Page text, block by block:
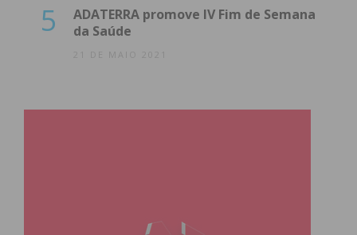
5
ADATERRA promove IV Fim de Semana
da Saúde
21 DE MAIO 2021